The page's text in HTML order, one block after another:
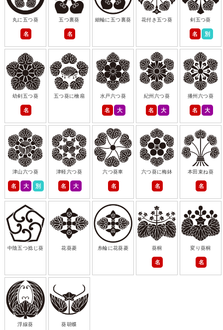
丸に五つ葵
名
五つ裏葵
名
細輪に五つ裏葵 花付き五つ葵 剣五つ葵
名 別
幼剣五つ葵
名
五つ葵に檜扇 水戸六つ葵
名 大
紀州六つ葵
名 大
播州六つ葵
名 大
津山六つ葵
名 大 別
津軽六つ葵
名 大
六つ葵車
名
六つ葵に梅鉢
名
本田束ね葵
名
中陰五つ捻じ葵 花葵菱 糸輪に花葵菱 葵桐
名
変り葵桐
名
浮線葵 葵胡蝶